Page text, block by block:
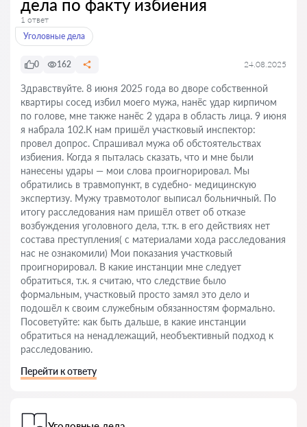
дела по факту избиения
1 ответ
Уголовные дела
0 162 24.08.2025
Здравствуйте. 8 июня 2025 года во дворе собственной
квартиры сосед избил моего мужа, нанёс удар кирпичом
по голове, мне также нанёс 2 удара в область лица. 9 июня
я набрала 102.К нам пришёл участковый инспектор:
провел допрос. Спрашивал мужа об обстоятельствах
избиения. Когда я пыталась сказать, что и мне были
нанесены удары — мои слова проигнорировал. Мы
обратились в травмопункт, в судебно- медицинскую
экспертизу. Мужу травмотолог выписал больничный. По
итогу расследования нам пришёл ответ об отказе
возбуждения уголовного дела, т.тк. в его действиях нет
состава преступления( с материалами хода расследования
нас не ознакомили) Мои показания участковый
проигнорировал. В какие инстанции мне следует
обратиться, т.к. я считаю, что следствие было
формальным, участковый просто замял это дело и
подошёл к своим служебным обязанностям формально.
Посоветуйте: как быть дальше, в какие инстанции
обратиться на ненадлежащий, необъективный подход к
расследованию.
Перейти к ответу